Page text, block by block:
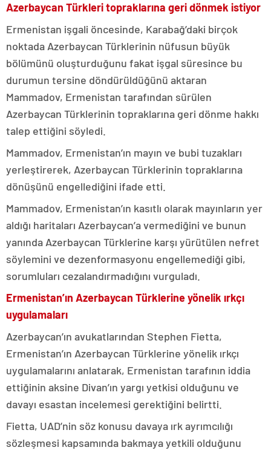
Azerbaycan Türkleri topraklarına geri dönmek istiyor
Ermenistan işgali öncesinde, Karabağ’daki birçok
noktada Azerbaycan Türklerinin nüfusun büyük
bölümünü oluşturduğunu fakat işgal süresince bu
durumun tersine döndürüldüğünü aktaran
Mammadov, Ermenistan tarafından sürülen
Azerbaycan Türklerinin topraklarına geri dönme hakkı
talep ettiğini söyledi.
Mammadov, Ermenistan’ın mayın ve bubi tuzakları
yerleştirerek, Azerbaycan Türklerinin topraklarına
dönüşünü engellediğini ifade etti.
Mammadov, Ermenistan’ın kasıtlı olarak mayınların yer
aldığı haritaları Azerbaycan’a vermediğini ve bunun
yanında Azerbaycan Türklerine karşı yürütülen nefret
söylemini ve dezenformasyonu engellemediği gibi,
sorumluları cezalandırmadığını vurguladı.
Ermenistan’ın Azerbaycan Türklerine yönelik ırkçı
uygulamaları
Azerbaycan’ın avukatlarından Stephen Fietta,
Ermenistan’ın Azerbaycan Türklerine yönelik ırkçı
uygulamalarını anlatarak, Ermenistan tarafının iddia
ettiğinin aksine Divan’ın yargı yetkisi olduğunu ve
davayı esastan incelemesi gerektiğini belirtti.
Fietta, UAD’nin söz konusu davaya ırk ayrımcılığı
sözleşmesi kapsamında bakmaya yetkili olduğunu